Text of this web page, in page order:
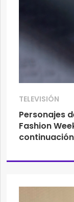
TELEVISIÓN
Personajes
Fashion